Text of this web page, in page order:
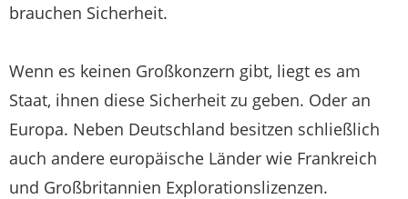
brauchen Sicherheit.
Wenn es keinen Großkonzern gibt, liegt es am
Staat, ihnen diese Sicherheit zu geben. Oder an
Europa. Neben Deutschland besitzen schließlich
auch andere europäische Länder wie Frankreich
und Großbritannien Explorationslizenzen.